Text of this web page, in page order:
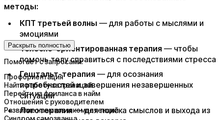
методы:
КПТ третьей волны — для работы с мыслями и
эмоциями
Телесно-ориентированная терапия — чтобы
помочь телу справиться с последствиями стресса
Гештальт-терапия — для осознания
потребностей и завершения незавершенных
ситуаций
Логотерапия— для поиска смыслов и выхода из
Раскрыть полностью
Помогает с запросами:
Профориентация
Найти работу за границей
Перейти из фриланса в найм
Отношения с руководителем
Развитие навыков и компетенций
Синдром самозванца